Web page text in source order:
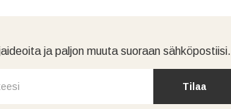
ja paljon muuta suoraan sähköpostiisi.
Tilaa